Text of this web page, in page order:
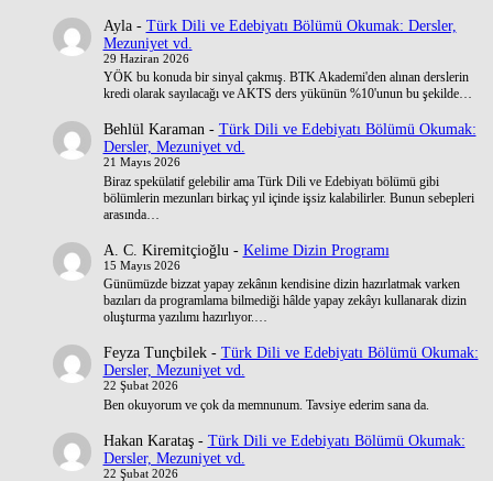
Ayla- Türk Dili ve Edebiyatı Bölümü Okumak: Dersler,
Mezuniyet vd.
29 Haziran 2026
YÖK bu konuda bir sinyal çakmış. BTK Akademi'den alınan derslerin
kredi olarak sayılacağı ve AKTS ders yükünün %10'unun bu şekilde…
Behlül Karaman- Türk Dili ve Edebiyatı Bölümü Okumak:
Dersler, Mezuniyet vd.
21 Mayıs 2026
Biraz spekülatif gelebilir ama Türk Dili ve Edebiyatı bölümü gibi
bölümlerin mezunları birkaç yıl içinde işsiz kalabilirler. Bunun sebepleri
arasında…
A. C. Kiremitçioğlu - Kelime Dizin Programı
15 Mayıs 2026
Günümüzde bizzat yapay zekânın kendisine dizin hazırlatmak varken
bazıları da programlama bilmediği hâlde yapay zekâyı kullanarak dizin
oluşturma yazılımı hazırlıyor.…
Feyza Tunçbilek- Türk Dili ve Edebiyatı Bölümü Okumak:
Dersler, Mezuniyet vd.
22 Şubat 2026
Ben okuyorum ve çok da memnunum. Tavsiye ederim sana da.
Hakan Karataş- Türk Dili ve Edebiyatı Bölümü Okumak:
Dersler, Mezuniyet vd.
22 Şubat 2026